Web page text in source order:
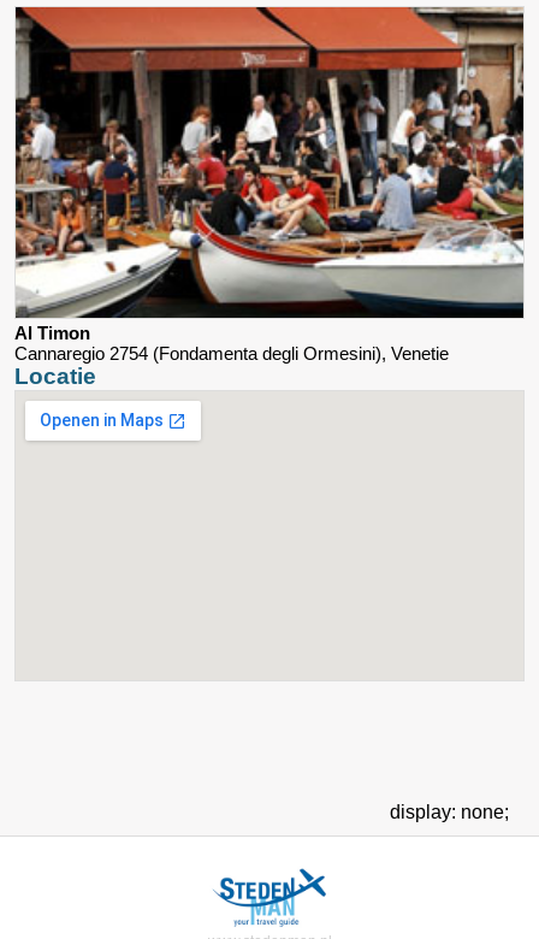
Al Timon
Cannaregio 2754 (Fondamenta degli Ormesini), Venetie
Locatie
display: none;